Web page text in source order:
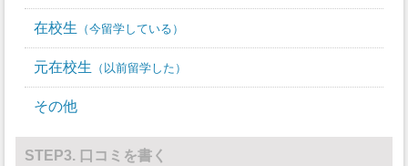
テニス 11 11
バレーボール 0 15
レスリング
その他
在校生 今留学している
元在校生 以前留学した
その他
STEP3. 口コミを書く